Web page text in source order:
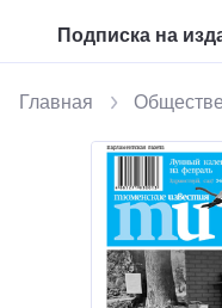
Подписка на
Главная